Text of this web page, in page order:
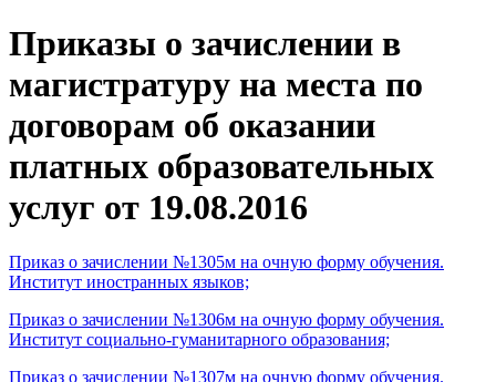
Приказы о зачислении в
магистратуру на места по
договорам об оказании
платных образовательных
услуг от 19.08.2016
Приказ о зачислении №1305м на очную форму обучения.
Институт иностранных языков;
Приказ о зачислении №1306м на очную форму обучения.
Институт социально-гуманитарного образования;
Приказ о зачислении №1307м на очную форму обучения.